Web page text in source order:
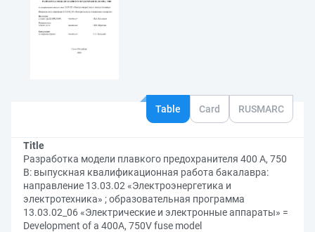
Table Card RUSMARC
Title
Разработка модели плавкого предохранителя 400 А, 750
В: выпускная квалификационная работа бакалавра:
направление 13.03.02 «Электроэнергетика и
электротехника» ; образовательная программа
13.03.02_06 «Электрические и электронные аппараты» =
Development of a 400A, 750V fuse model